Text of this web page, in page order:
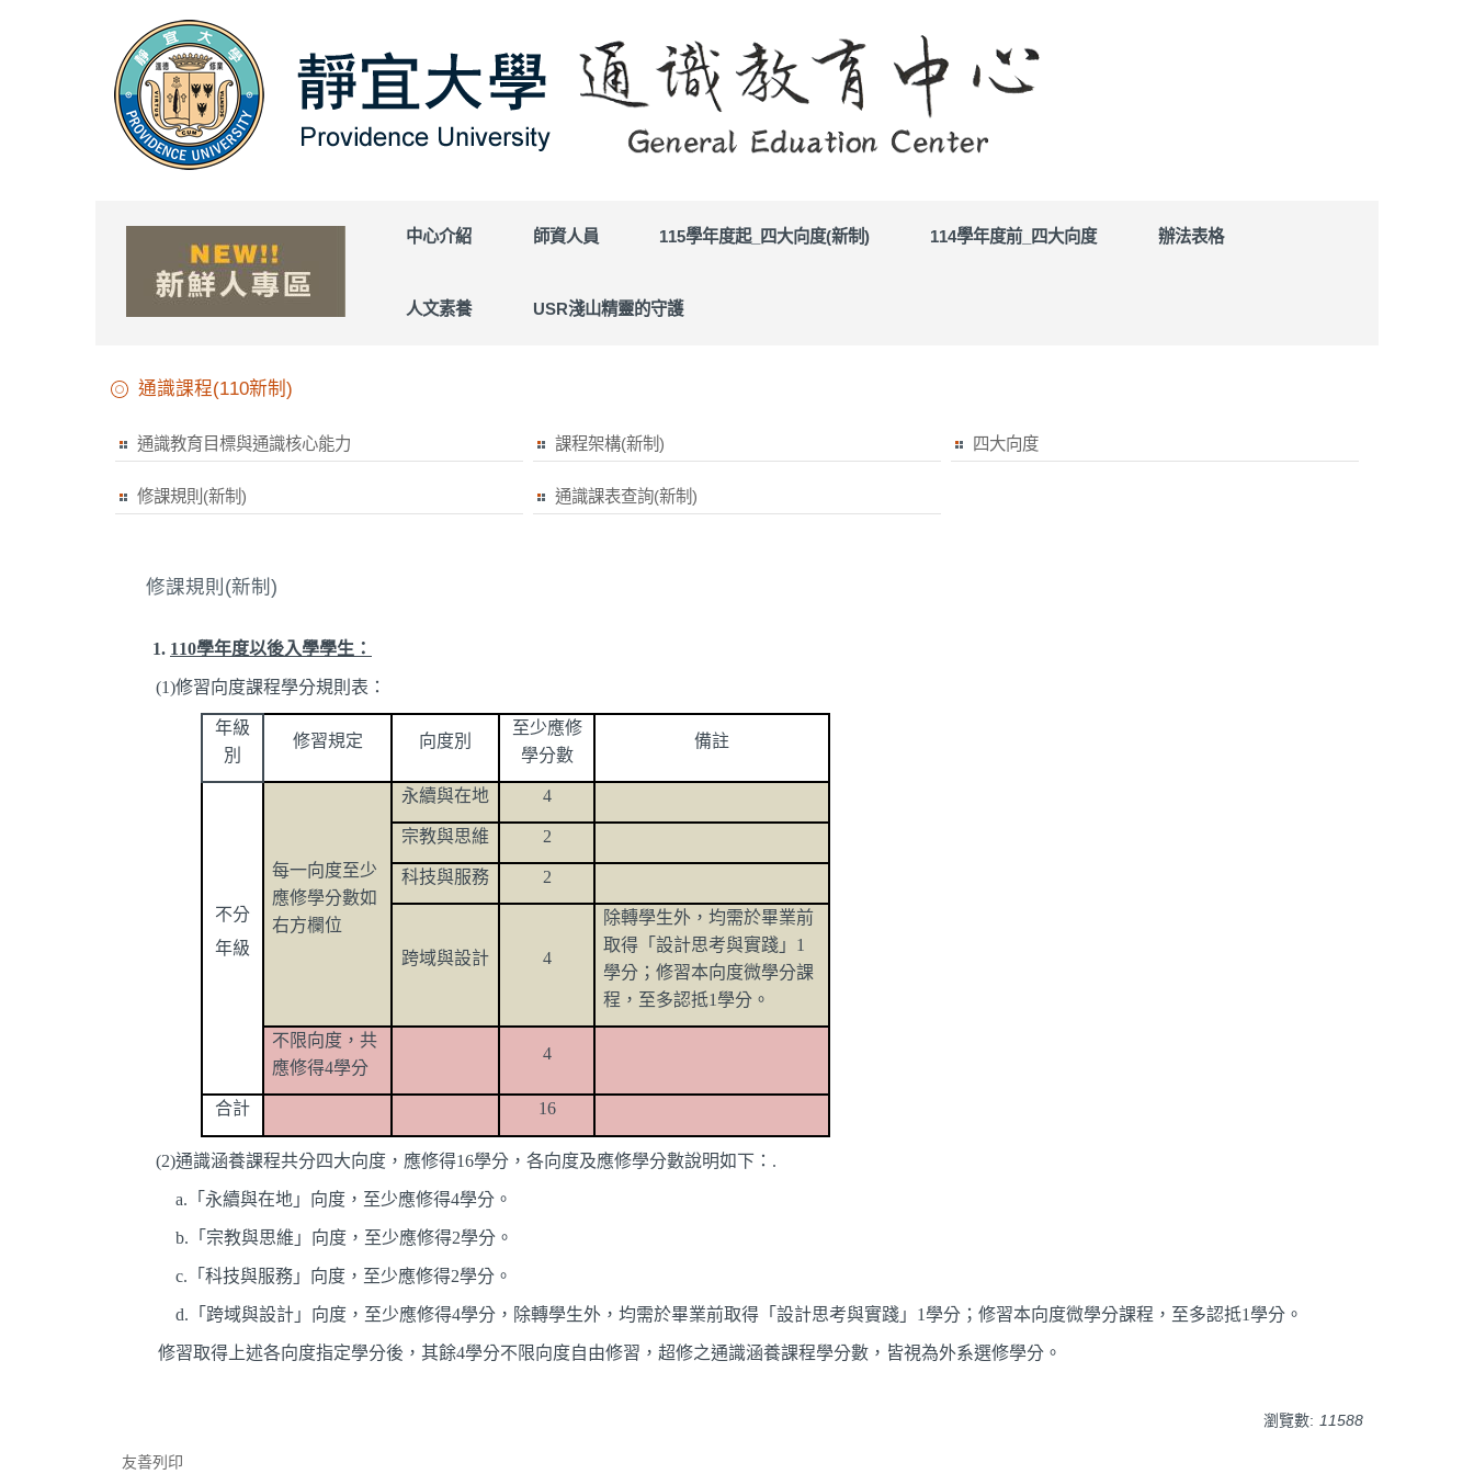
中心介紹 師資人員 115學年度起_四大向度(新制) 114學年度前_四大向度 辦法表格
人文素養 USR淺山精靈的守護
通識課程(110新制)
通識教育目標與通識核心能力 課程架構(新制) 四大向度
修課規則(新制) 通識課表查詢(新制)
修課規則(新制)
1. 110學年度以後入學學生：
(1)修習向度課程學分規則表：
年級
別
修習規定 向度別
至少應修
學分數
備註
不分
年級
每一向度至少
應修學分數如
右方欄位
永續與在地 4
宗教與思維 2
科技與服務 2
跨域與設計 4
除轉學生外，均需於畢業前
取得「設計思考與實踐」 1
學分；修習本向度微學分課
程，至多認抵1學分。
不限向度，共
應修得4學分
4
合計 16
(2)通識涵養課程共分四大向度，應修得16學分，各向度及應修學分數說明如下： .
a. 「永續與在地」向度，至少應修得4學分。
b. 「宗教與思維」向度，至少應修得2學分。
c. 「科技與服務」向度，至少應修得2學分。
d. 「跨域與設計」向度，至少應修得4學分，除轉學生外，均需於畢業前取得「設計思考與實踐」 1學分；修習本向度微學分課程，至多認抵1學分。
修習取得上述各向度指定學分後，其餘4學分不限向度自由修習，超修之通識涵養課程學分數，皆視為外系選修學分。
瀏覽數: 11588
友善列印